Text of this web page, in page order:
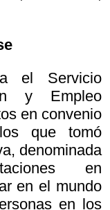
el Servicio
y Empleo
en convenio
que tomó
denominada
en
en el mundo
en los